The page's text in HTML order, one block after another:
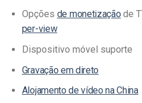
Opções de monetização de
per-view
Dispositivo móvel suporte
Gravação em direto
Alojamento de vídeo na China